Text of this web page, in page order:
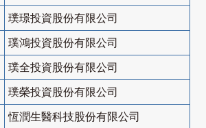
璞璟投資股份有限公司
璞鴻投資股份有限公司
璞全投資股份有限公司
璞榮投資股份有限公司
恆潤生醫科技股份有限公司